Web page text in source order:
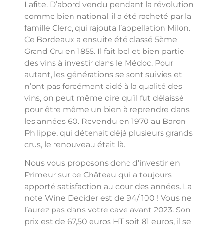
Lafite. D’abord vendu pendant la révolution
comme bien national, il a été racheté par la
famille Clerc, qui rajouta l’appellation Milon.
Ce Bordeaux a ensuite été classé 5ème
Grand Cru en 1855. Il fait bel et bien partie
des vins à investir dans le Médoc. Pour
autant, les générations se sont suivies et
n’ont pas forcément aidé à la qualité des
vins, on peut même dire qu’il fut délaissé
pour être même un bien à reprendre dans
les années 60. Revendu en 1970 au Baron
Philippe, qui détenait déjà plusieurs grands
crus, le renouveau était là.
Nous vous proposons donc d’investir en
Primeur sur ce Château qui a toujours
apporté satisfaction au cour des années. La
note Wine Decider est de 94/ 100 ! Vous ne
l’aurez pas dans votre cave avant 2023. Son
prix est de 67,50 euros HT soit 81 euros, il se